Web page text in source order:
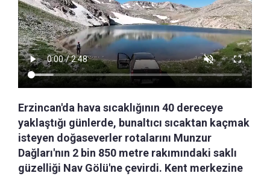
Erzincan'da hava sıcaklığının 40 dereceye
yaklaştığı günlerde, bunaltıcı sıcaktan kaçmak
isteyen doğaseverler rotalarını Munzur
Dağları'nın 2 bin 850 metre rakımındaki saklı
güzelliği Nav Gölü'ne çevirdi. Kent merkezine